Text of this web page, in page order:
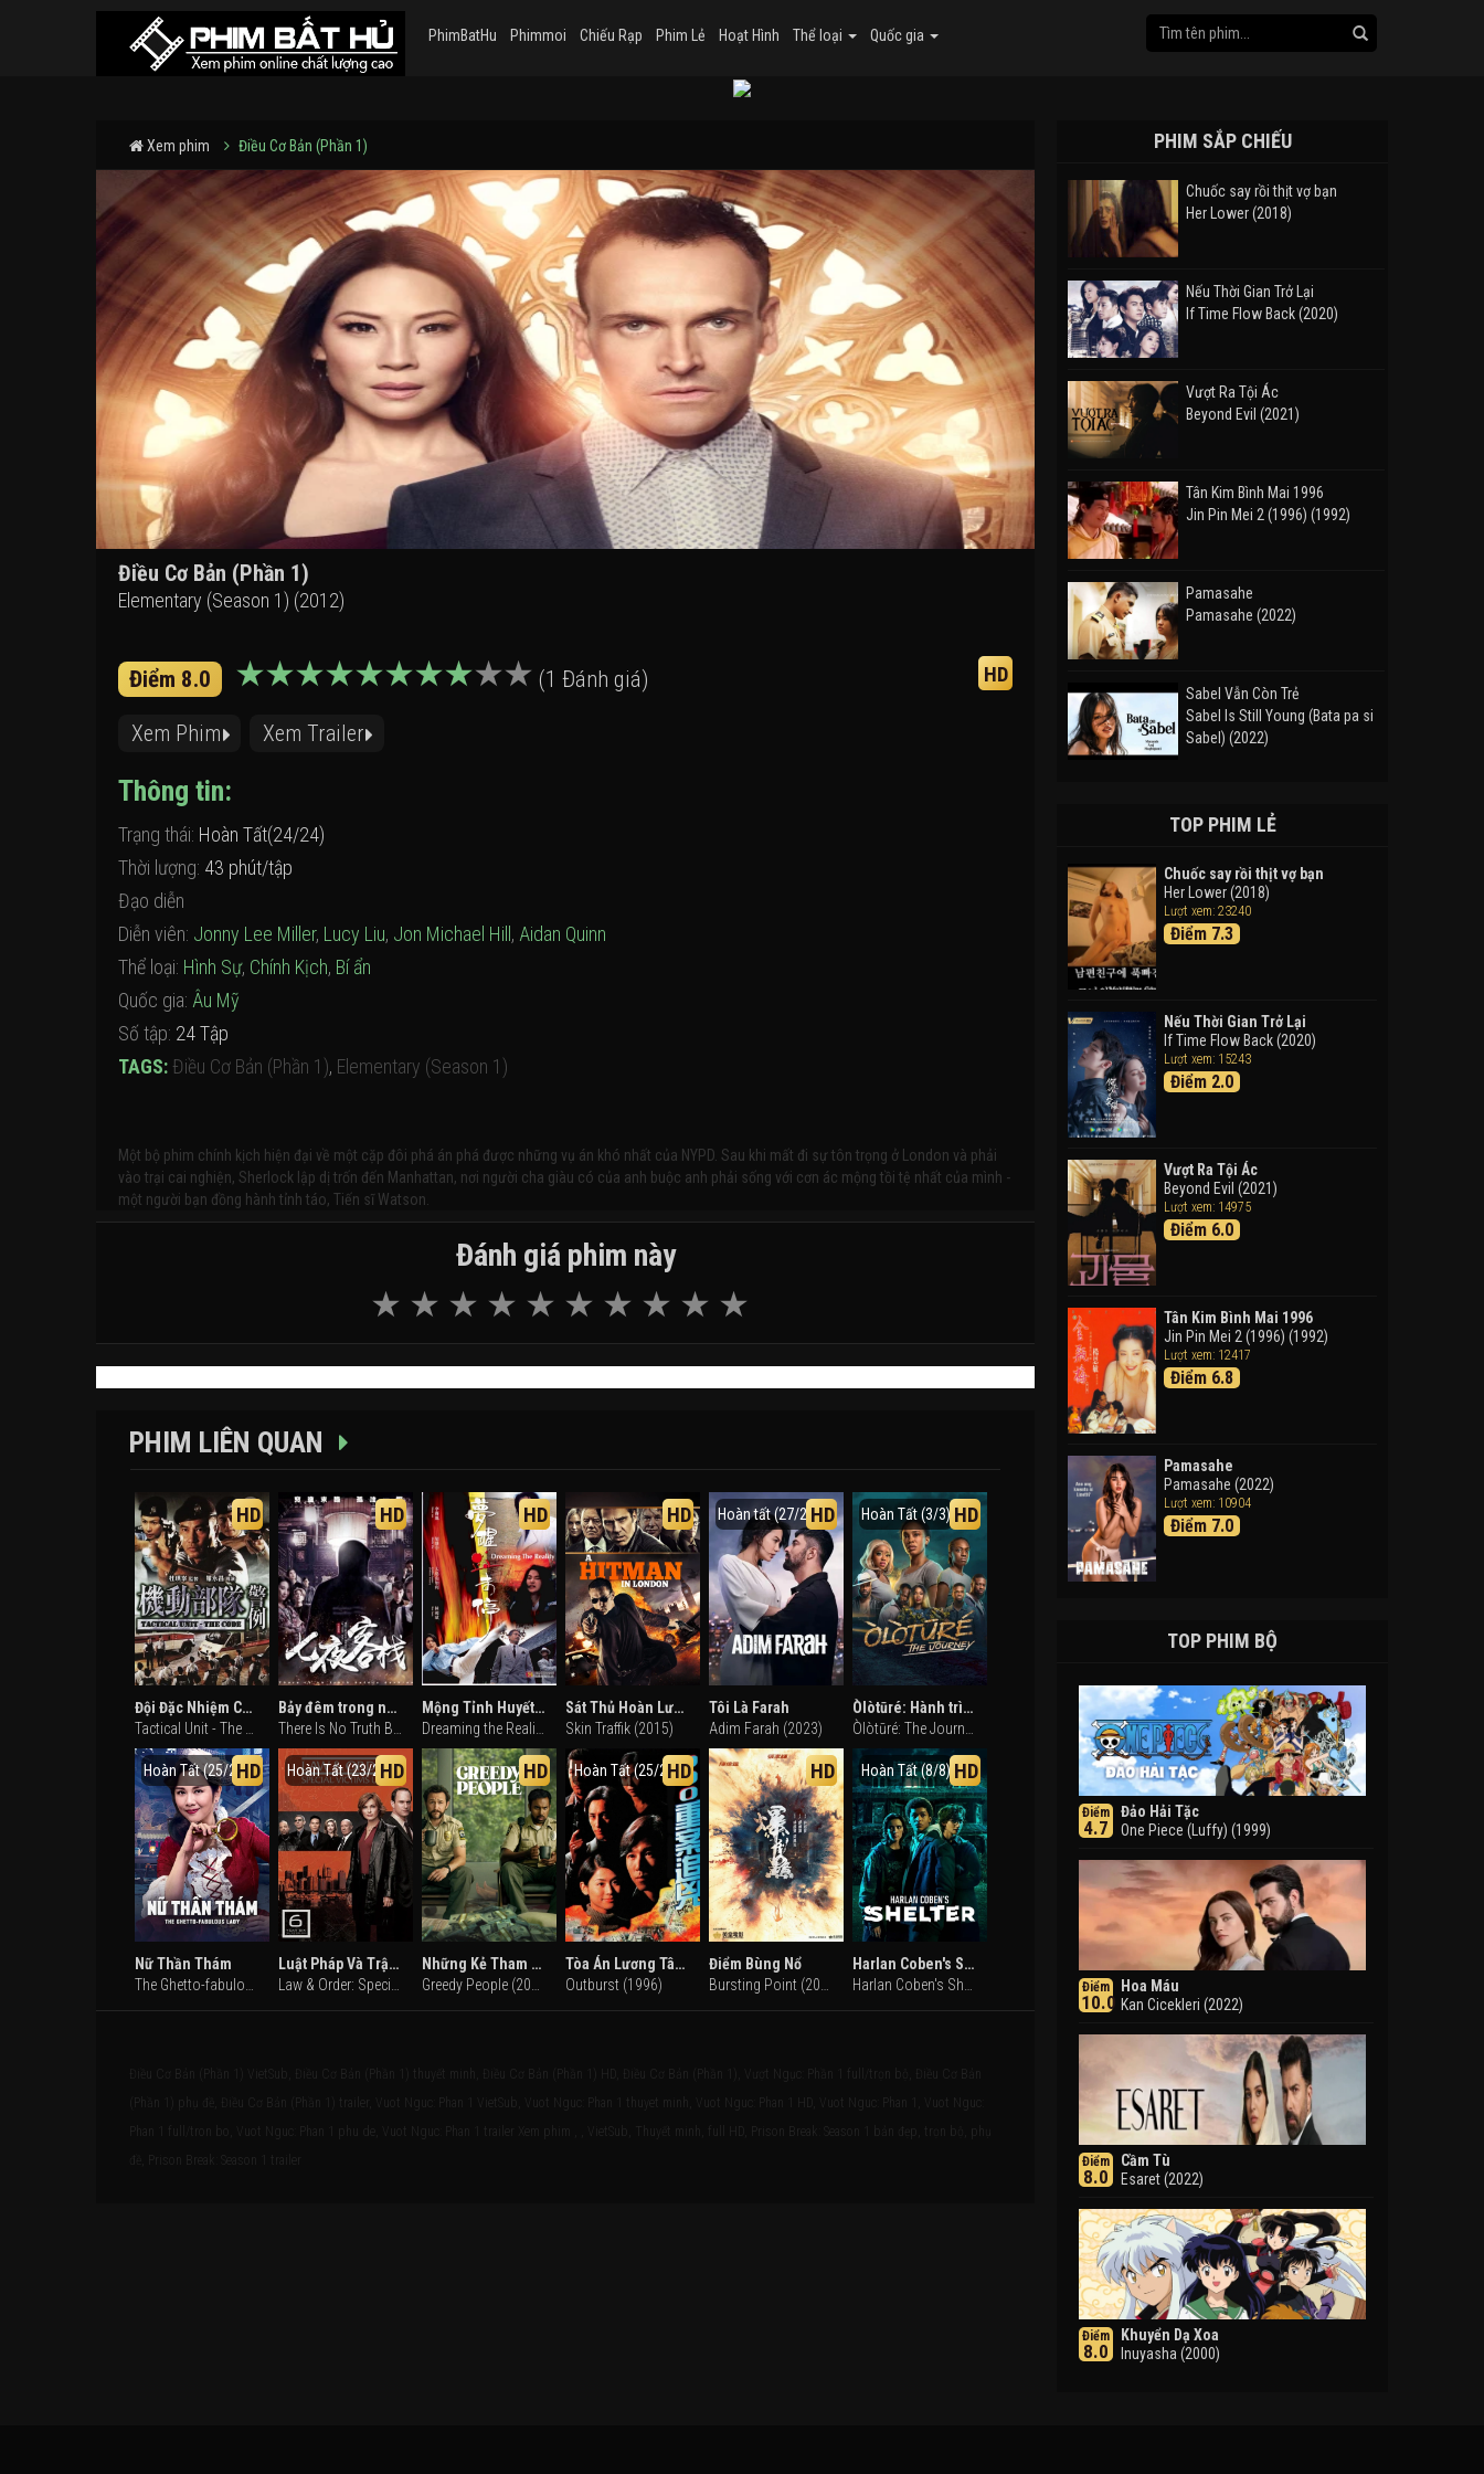
PhimBatHu Phimmoi Chiếu Rạp Phim Lẻ Hoạt Hình Thể loại Quốc gia
Xem phim Điều Cơ Bản (Phần 1)
Điều Cơ Bản (Phần 1)
Elementary (Season 1) (2012)
Điểm 8.0 (1 Đánh giá) HD
Xem Phim Xem Trailer
Thông tin:
Trạng thái: Hoàn Tất(24/24)
Thời lượng: 43 phút/tập
Đạo diễn
Diễn viên: Jonny Lee Miller, Lucy Liu, Jon Michael Hill , Aidan Quinn
Thể loại: Hình Sự, Chính Kịch, Bí ẩn
Quốc gia: Âu Mỹ
Số tập: 24 Tập
TAGS: Điều Cơ Bản (Phần 1), Elementary (Season 1)
Một bộ phim chính kịch hiện đại về một cặp đôi phá án phá được những vụ án khó nhất của NYPD. Sau khi mất đi sự tôn trọng ở London và phải
vào trại cai nghiện, Sherlock lập dị trốn đến Manhattan, nơi người cha giàu có của anh buộc anh phải sống với cơn ác mộng tồi tệ nhất của mình -
một người bạn đồng hành tỉnh táo, Tiến sĩ Watson.
Đánh giá phim này
PHIM LIÊN QUAN
HD
Đội Đặc Nhiệm Cơ Động PTU
HD
Bảy đêm trong nhà trọ
HD
Mộng Tỉnh Huyết Vị Đình
HD
Sát Thủ Hoàn Lương
Skin Traffik (2015)
Hoàn tất (27/27)HD
Tôi Là Farah
Adim Farah (2023)
Hoàn Tất (3/3) HD
Òlòtūré: Hành trình
Hoàn Tất (25/25)HD
Nữ Thần Thám
Hoàn Tất (23/23)HD
Luật Pháp Và Trật Tự: Nạn Nhân Đặc Biệt (Phần 6)
HD
Những Kẻ Tham Lam
Hoàn Tất (25/25)HD
Tòa Án Lương Tâm 1996
Outburst (1996)
HD
Điểm Bùng Nổ
Hoàn Tất (8/8) HD
Harlan Coben's Shelter
Điều Cơ Bản (Phần 1) VietSub, Điều Cơ Bản (Phần 1) thuyết minh, Điều Cơ Bản (Phần 1) HD, Điều Cơ Bản (Phần 1), Vượt Ngục: Phần 1 full/trọn bộ, Điều Cơ Bản
(Phần 1) phụ đề, Điều Cơ Bản (Phần 1) trailer, Vuot Nguc: Phan 1 VietSub, Vuot Nguc: Phan 1 thuyet minh, Vuot Nguc: Phan 1 HD, Vuot Nguc: Phan 1, Vuot Nguc:
Phan 1 full/tron bo, Vuot Nguc: Phan 1 phu de, Vuot Nguc: Phan 1 trailer Xem phim , , VietSub, Thuyết minh, full HD, Prison Break: Season 1 bản đẹp, trọn bộ, phụ
đề, Prison Break: Season 1 trailer
PHIM SẮP CHIẾU
Chuốc say rồi thịt vợ bạn
Her Lower (2018)
Nếu Thời Gian Trở Lại
If Time Flow Back (2020)
Vượt Ra Tội Ác
Beyond Evil (2021)
Tân Kim Bình Mai 1996
Jin Pin Mei 2 (1996) (1992)
Pamasahe
Pamasahe (2022)
Sabel Vẫn Còn Trẻ
Sabel Is Still Young (Bata pa si
Sabel) (2022)
Takas (2024)
Thám Tử Lừng Danh Conan 26:
Tàu Ngầm Sắt Màu Đen
Detective Conan: Black Iron
Phiêu Lưu Vào Thế Giới Trong
Tranh
Doraemon the Movie: Nobita's
Art World Tales (2025)
Tháng Ngày Tươi Đẹp
TOP PHIM LẺ
Chuốc say rồi thịt vợ bạn
Her Lower (2018)
Lượt xem: 23240
Điểm 7.3
Nếu Thời Gian Trở Lại
If Time Flow Back (2020)
Lượt xem: 15243
Điểm 2.0
Vượt Ra Tội Ác
Beyond Evil (2021)
Lượt xem: 14975
Điểm 6.0
Tân Kim Bình Mai 1996
Jin Pin Mei 2 (1996) (1992)
Lượt xem: 12417
Điểm 6.8
Pamasahe
Pamasahe (2022)
Lượt xem: 10904
Điểm 7.0
TOP PHIM BỘ
Điểm
4.7
Đảo Hải Tặc
One Piece (Luffy) (1999)
Điểm
10.0
Hoa Máu
Kan Cicekleri (2022)
Điểm
8.0
Cầm Tù
Esaret (2022)
Điểm
8.0
Khuyển Dạ Xoa
Inuyasha (2000)